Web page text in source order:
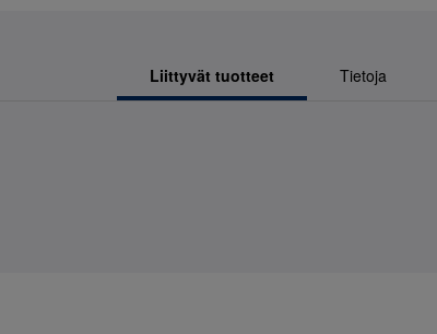
Liittyvät tuotteet Tietoja